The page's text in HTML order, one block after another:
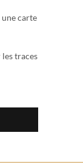
carte
les traces